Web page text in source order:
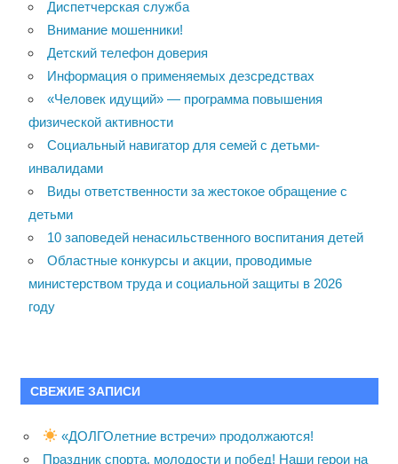
Диспетчерская служба
Внимание мошенники!
Детский телефон доверия
Информация о применяемых дезсредствах
«Человек идущий» — программа повышения
физической активности
Социальный навигатор для семей с детьми-
инвалидами
Виды ответственности за жестокое обращение с
детьми
10 заповедей ненасильственного воспитания детей
Областные конкурсы и акции, проводимые
министерством труда и социальной защиты в 2026
году
СВЕЖИЕ ЗАПИСИ
«ДОЛГОлетние встречи» продолжаются!
Праздник спорта, молодости и побед! Наши герои на